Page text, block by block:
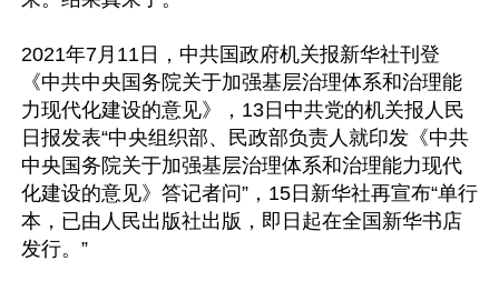
2021年7月11日，中共国政府机关报新华社刊登
《中共中央国务院关于加强基层治理体系和治理能
力现代化建设的意见》，13日中共党的机关报人民
日报发表“中央组织部、民政部负责人就印发《中共
中央国务院关于加强基层治理体系和治理能力现代
化建设的意见》答记者问”，15日新华社再宣布“单行
本，已由人民出版社出版，即日起在全国新华书店
发行。”